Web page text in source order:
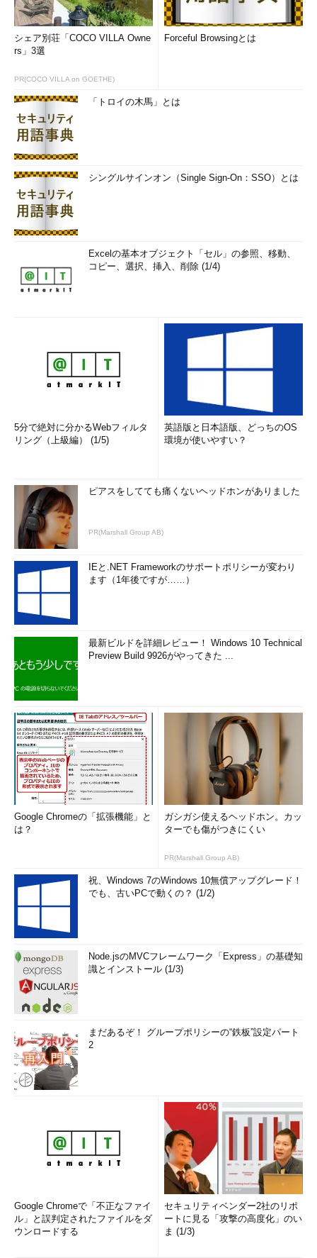
シェア別荘「COCO VILLA Owne
rs」3選
PR(COCO VILLA on GOETHE)
Forceful Browsingとは
「トロイの木馬」とは
シングルサインオン（Single Sign-On：SSO）とは
Excelの基本オブジェクト「セル」の参照、移動、
コピー、選択、挿入、削除 (1/4)
5分で絶対に分かるWebフィルタ
リング（上級編） (1/5)
英語版と日本語版、どっちのOS
環境が使いやすい？
ピアスをしてても痛くないヘッドホンがありました
PR(Marshall Group AB)
IEと.NET Frameworkのサポートポリシーが変わり
ます（1年後ですが……）
最新ビルドを詳細レビュー！ Windows 10 Technical
Preview Build 9926がやってきた ...
Google Chromeの「拡張機能」と
は？
ガシガシ使えるヘッドホン。カッ
ターでも傷がつきにくい
PR(Marshall Group AB)
祝、Windows 7のWindows 10無償アップグレード！
でも、古いPCで動くの？ (1/2)
Node.jsのMVCフレームワーク「Express」の基礎知
識とインストール (1/3)
まだあるぞ！ グループポリシーの“鉄板”設定パート
2
Google Chromeで「不正なファイ
ル」と誤判定されたファイルをダ
ウンロードする
セキュリティベンダー2社のリポ
ートに見る「攻撃の高度化」のい
ま (1/3)